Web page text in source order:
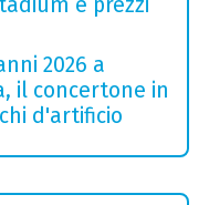
2026 a
il concertone in
d'artificio